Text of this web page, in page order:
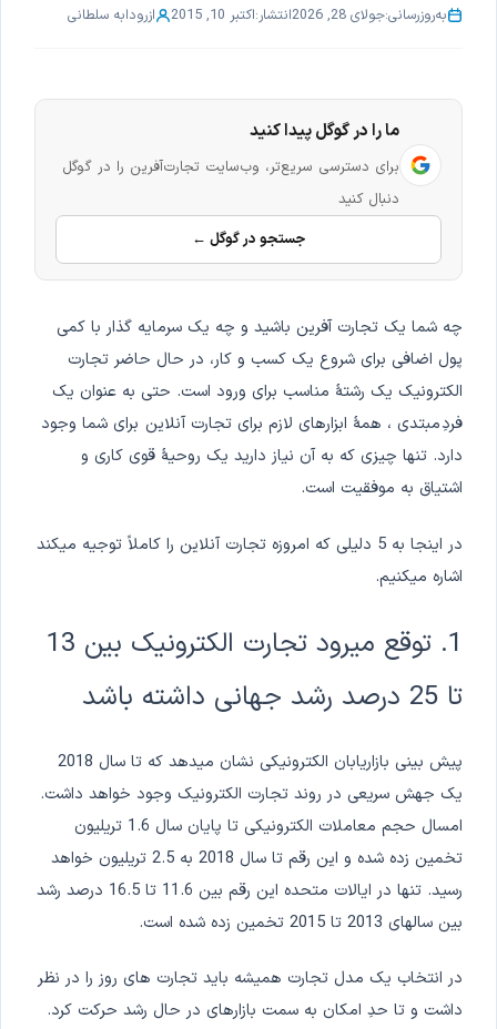
به‌روزرسانی:جولای 28, 2026 انتشار:اکتبر 10, 2015 ازرودابه سلطانی
ما را در گوگل پیدا کنید
برای دسترسی سریع‌تر، وب‌سایت تجارت‌آفرین را در گوگل
دنبال کنید
جستجو در گوگل ←
چه شما یک تجارت آفرین باشید و چه یک سرمایه گذار با کمی
پول اضافی برای شروع یک کسب و کار، در حال حاضر تجارت
الکترونیک یک رشتۀ مناسب برای ورود است. حتی به عنوان یک
فردِ مبتدی ، همۀ ابزارهای لازم برای تجارت آنلاین برای شما وجود
دارد. تنها چیزی که به آن نیاز دارید یک روحیۀ قوی کاری و
اشتیاق به موفقیت است.
در اینجا به 5 دلیلی که امروزه تجارت آنلاین را کاملاً توجیه میکند
اشاره میکنیم.
1. توقع میرود تجارت الکترونیک بین 13
تا 25 درصد رشد جهانی داشته باشد
پیش بینی بازاریابان الکترونیکی نشان میدهد که تا سال 2018
یک جهش سریعی در روند تجارت الکترونیک وجود خواهد داشت.
امسال حجم معاملات الکترونیکی تا پایان سال 1.6 تریلیون
تخمین زده شده و این رقم تا سال 2018 به 2.5 تریلیون خواهد
رسید. تنها در ایالات متحده این رقم بین 11.6 تا 16.5 درصد رشد
بین سالهای 2013 تا 2015 تخمین زده شده است.
در انتخاب یک مدل تجارت همیشه باید تجارت های روز را در نظر
داشت و تا حدِ امکان به سمت بازارهای در حال رشد حرکت کرد.